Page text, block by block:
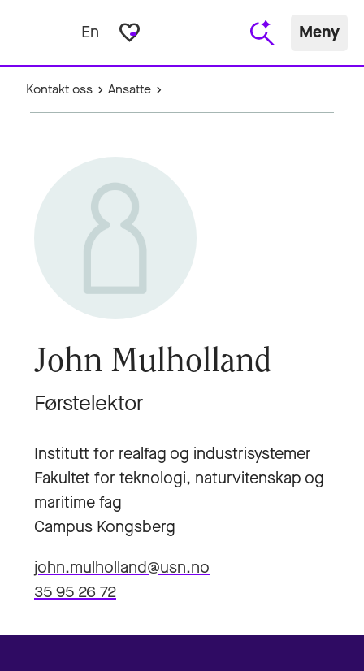
En favorite_border Meny
Kontakt oss Ansatte
John Mulholland
Førstelektor
Institutt for realfag og industrisystemer
Fakultet for teknologi, naturvitenskap og
maritime fag
Campus Kongsberg
john.mulholland@usn.no
35 95 26 72